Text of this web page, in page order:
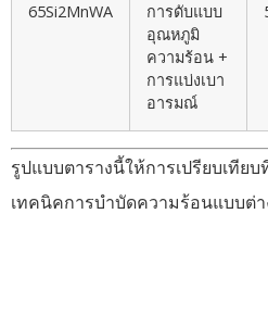
65Si2MnWA
การดับแบบ
อุณหภูมิ
ความร้อน +
การแบ่งเบา
อารมณ์
รูปแบบตารางนี้ให้การเปรียบเทีย
เทคนิคการบำบัดความร้อนแบบต่า